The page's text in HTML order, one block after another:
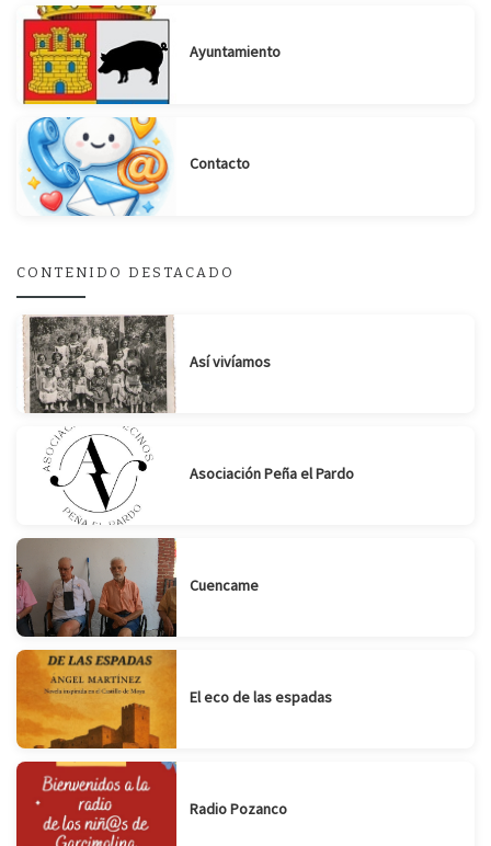
Ayuntamiento
Contacto
CONTENIDO DESTACADO
Así vivíamos
Asociación Peña el Pardo
Cuencame
El eco de las espadas
Radio Pozanco
Suscribirse